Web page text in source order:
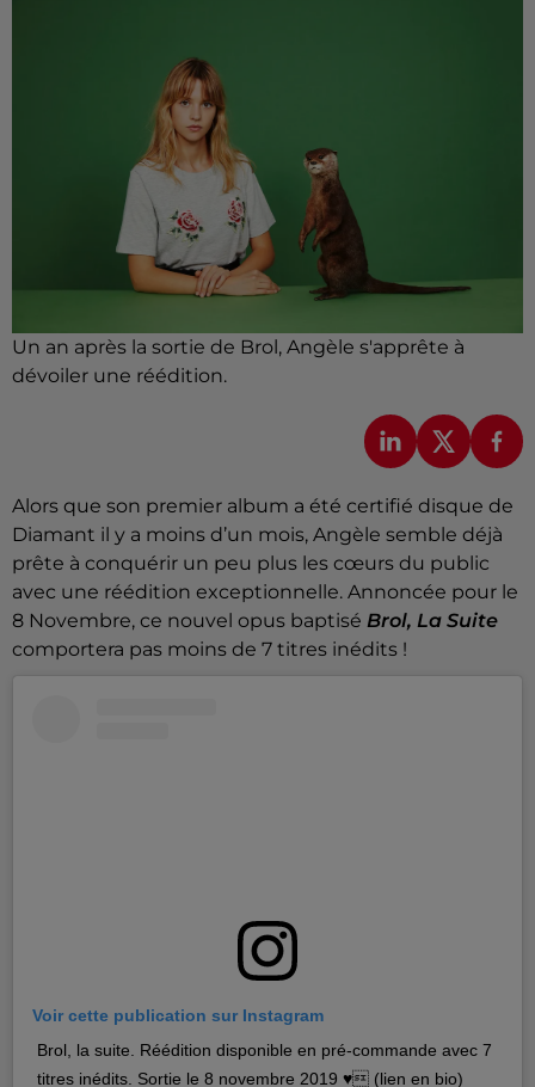
Un an après la sortie de Brol, Angèle s'apprête à
dévoiler une réédition.
Alors que son premier album a été certifié disque de
Diamant il y a moins d’un mois, Angèle semble déjà
prête à conquérir un peu plus les cœurs du public
avec une réédition exceptionnelle. Annoncée pour le
8 Novembre, ce nouvel opus baptisé Brol, La Suite
comportera pas moins de 7 titres inédits !
Voir cette publication sur Instagram
Brol, la suite. Réédition disponible en pré-commande avec 7
titres inédits. Sortie le 8 novembre 2019 ♥ (lien en bio)